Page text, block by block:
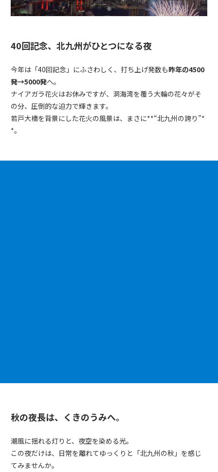
40回記念、北九州がひとつになる夜
今年は「40回記念」にふさわしく、打ち上げ発数も昨年の4500
発→5000発へ。
ナイアガラ花火はお休みですが、洞海湾を覆う大輪の花々がそ
の分、圧倒的な迫力で輝きます。
若戸大橋を背景にした花火の風景は、まさに**“北九州の誇り”*
*。
秋の夜長は、くきのうみへ。
潮風に揺れる灯りと、夜空を染める光。
この夜だけは、日常を離れてゆっくりと「北九州の秋」を感じ
てみませんか。